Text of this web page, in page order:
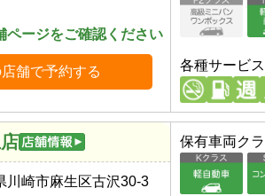
ページをご確認ください
舗で予約する 各種サービス
川崎市麻生区古沢30-3
保有車両ク